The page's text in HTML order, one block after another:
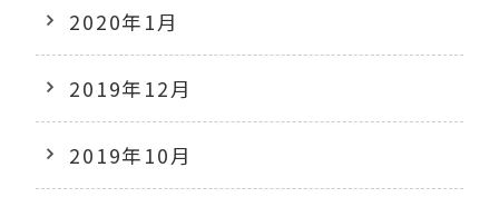
2020年1月
2019年12月
2019年10月